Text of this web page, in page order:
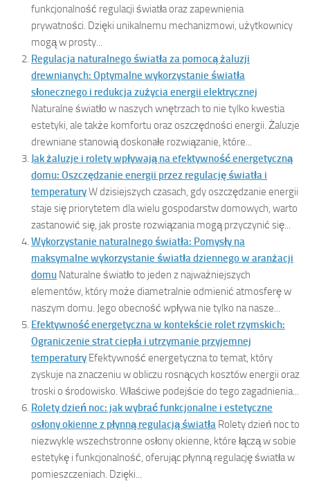
funkcjonalność regulacji światła oraz zapewnienia
prywatności. Dzięki unikalnemu mechanizmowi, użytkownicy
mogą w prosty...
Regulacja naturalnego światła za pomocą żaluzji
drewnianych: Optymalne wykorzystanie światła
słonecznego i redukcja zużycia energii elektrycznej
Naturalne światło w naszych wnętrzach to nie tylko kwestia
estetyki, ale także komfortu oraz oszczędności energii. Żaluzje
drewniane stanowią doskonałe rozwiązanie, które...
Jak żaluzje i rolety wpływają na efektywność energetyczną
domu: Oszczędzanie energii przez regulację światła i
temperaturyW dzisiejszych czasach, gdy oszczędzanie energii
staje się priorytetem dla wielu gospodarstw domowych, warto
zastanowić się, jak proste rozwiązania mogą przyczynić się...
Wykorzystanie naturalnego światła: Pomysły na
maksymalne wykorzystanie światła dziennego w aranżacji
domu Naturalne światło to jeden z najważniejszych
elementów, który może diametralnie odmienić atmosferę w
naszym domu. Jego obecność wpływa nie tylko na nasze...
Efektywność energetyczna w kontekście rolet rzymskich:
Ograniczenie strat ciepła i utrzymanie przyjemnej
temperatury Efektywność energetyczna to temat, który
zyskuje na znaczeniu w obliczu rosnących kosztów energii oraz
troski o środowisko. Właściwe podejście do tego zagadnienia...
Rolety dzień noc: jak wybrać funkcjonalne i estetyczne
osłony okienne z płynną regulacją światła Rolety dzień noc to
niezwykle wszechstronne osłony okienne, które łączą w sobie
estetykę i funkcjonalność, oferując płynną regulację światła w
pomieszczeniach. Dzięki...